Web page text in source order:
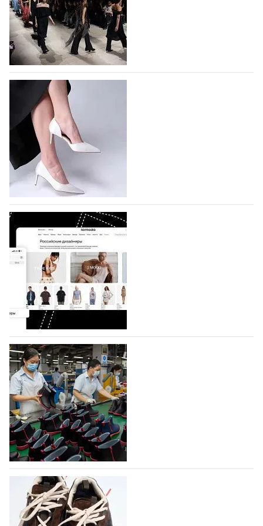
На участие в Московской неделе моды
подано 1047 заявок
На участие в седьмой Московской неделе моды,
которая пройдет в российской столице с 26 сентября
по 1 октября, уже подано 1047 заявок. Примерно
половину из них (494) прислали дизайнеры,
коллекции которых не были представлены в…
07.08.2026 876
BALLINA представит свои новинки на Euro
Shoes
Компания BALLINA Guangzhou Lihuang Footwear
Co., Ltd., основанная в 2011 году и расположенная в
Гуанчжоу, столице моды Китая, является
профессиональной обувной компанией,
объединяющей разработку, производство и…
07.08.2026 746
На платформе Lamoda - новый раздел и
условия продвижения локальных
дизайнерских марок
Российский маркетплейс Lamoda решил обновить
раздел для продажи продукции локальных
дизайнерских марок одежды, обуви и аксессуаров.
Бренды также получат маркетинговую…
06.08.2026 938
Объем мирового производства обуви в
2025 году практически не увеличился